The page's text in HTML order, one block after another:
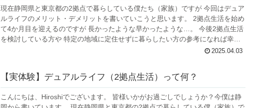
現在静岡県と東京都の2拠点で暮らしている僕たち（家族）ですが 今回はデュア
ルライフのメリット・デメリットを書いていこうと思います。 2拠点生活を始め
て4か月目を迎えるのですが 長かったような早かったような…。 今後2拠点生活
を検討している方や 特定の地域に定住せずに暮らしたい方の参考になれば幸い
2025.04.03
【実体験】デュアルライフ（2拠点生活）って何？
こんにちは、Hiroshiでございます。 皆様いかがお過ごしでしょうか？今僕は静